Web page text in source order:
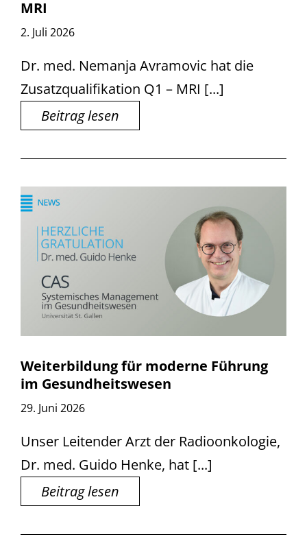
MRI
2. Juli 2026
Dr. med. Nemanja Avramovic hat die
Zusatzqualifikation Q1 – MRI [...]
Beitrag lesen
Weiterbildung für moderne Führung
im Gesundheitswesen
29. Juni 2026
Unser Leitender Arzt der Radioonkologie,
Dr. med. Guido Henke, hat [...]
Beitrag lesen